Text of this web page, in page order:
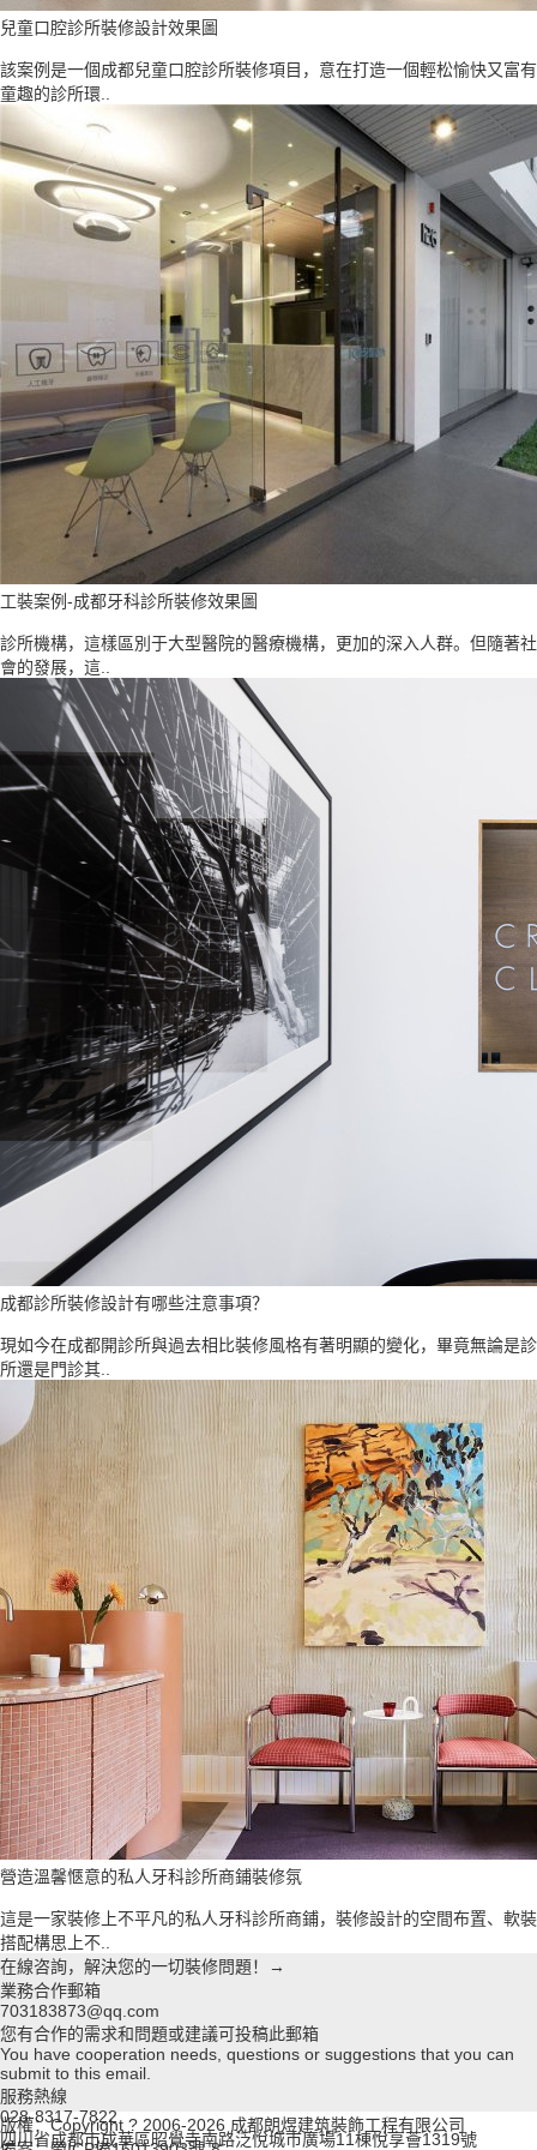
兒童口腔診所裝修設計效果圖
該案例是一個成都兒童口腔診所裝修項目，意在打造一個輕松愉快又富有
童趣的診所環..
工裝案例-成都牙科診所裝修效果圖
診所機構，這樣區別于大型醫院的醫療機構，更加的深入人群。但隨著社
會的發展，這..
成都診所裝修設計有哪些注意事項？
現如今在成都開診所與過去相比裝修風格有著明顯的變化，畢竟無論是診
所還是門診其..
營造溫馨愜意的私人牙科診所商鋪裝修氛
這是一家裝修上不平凡的私人牙科診所商鋪，裝修設計的空間布置、軟裝
搭配構思上不..
在線咨詢，解決您的一切裝修問題！→
業務合作郵箱
703183873@qq.com
您有合作的需求和問題或建議可投稿此郵箱
You have cooperation needs, questions or suggestions that you can
submit to this email.
服務熱線
028-8317-7822
四川省成都市成華區昭覺寺南路泛悅城市廣場11棟悅享薈1319號
版權：Copyright ? 2006-2026 成都朗煜建筑裝飾工程有限公司